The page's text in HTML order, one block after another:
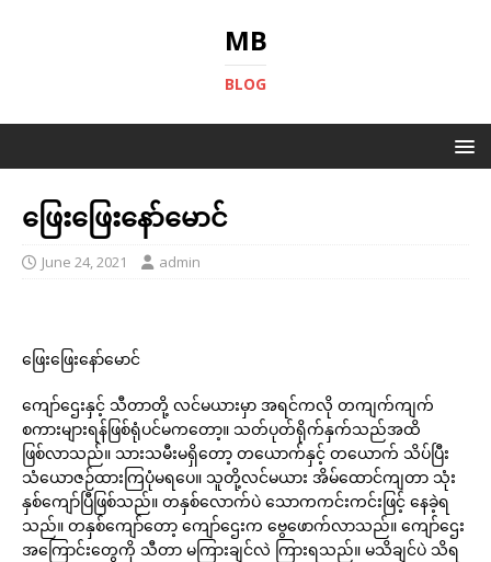
MB
BLOG
ဖြေးဖြေးနော်မောင်
June 24, 2021 admin
ဖြေးဖြေးနော်မောင်
ကျော်ဌေးနှင့် သီတာတို့ လင်မယားမှာ အရင်ကလို တကျက်ကျက်
စကားများရန်ဖြစ်ရုံပင်မကတော့။ သတ်ပုတ်ရိုက်နှက်သည်အထိ
ဖြစ်လာသည်။ သားသမီးမရှိတော့ တယောက်နှင့် တယောက် သိပ်ပြီး
သံယောဇဉ်ထားကြပုံမရပေ။ သူတို့လင်မယား အိမ်ထောင်ကျတာ သုံး
နှစ်ကျော်ပြီဖြစ်သည်။ တနှစ်လောက်ပဲ သောကကင်းကင်းဖြင့် နေခဲ့ရ
သည်။ တနှစ်ကျော်တော့ ကျော်ဌေးက ဗွေဖောက်လာသည်။ ကျော်ဌေး
အကြောင်းတွေကို သီတာ မကြားချင်လဲ ကြားရသည်။ မသိချင်ပဲ သိရ